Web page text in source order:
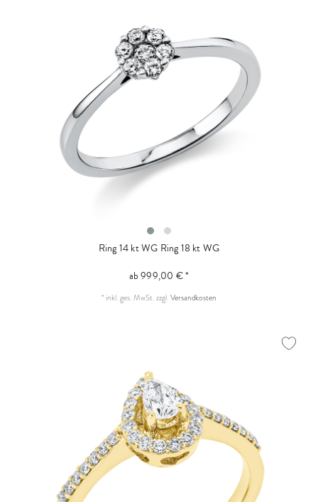
Ring 14 kt WG Ring 18 kt WG
ab 999,00 € *
* inkl. ges. MwSt.zzgl.Versandkosten